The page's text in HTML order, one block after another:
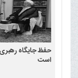
حفظ جایگاه
است